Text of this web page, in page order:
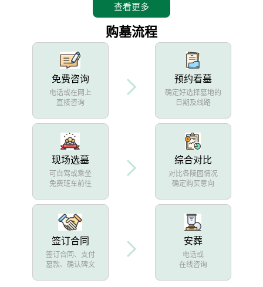
查看更多
购墓流程
免费咨询
电话或在网上
直接咨询
预约看墓
确定好选择墓地的
日期及线路
现场选墓
可自驾或乘坐
免费班车前往
综合对比
对比各陵园情况
确定购买意向
签订合同
签订合同、支付
墓款、确认碑文
安葬
电话或
在线咨询